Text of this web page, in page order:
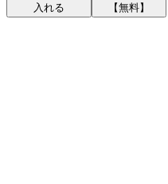
入れる
【無料】